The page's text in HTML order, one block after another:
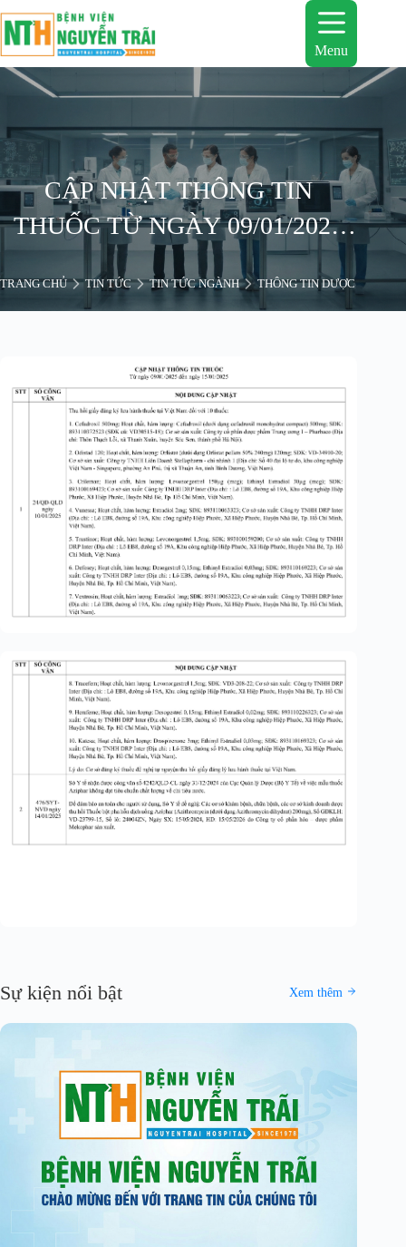
đến
phần
nội
dung
Menu
CẬP NHẬT THÔNG TIN
THUỐC TỪ NGÀY 09/01/2025
ĐẾN 15/01/2025
TRANG CHỦ TIN TỨC TIN TỨC NGÀNH THÔNG TIN DƯỢC CẬP
Sự kiện nổi bật Xem thêm